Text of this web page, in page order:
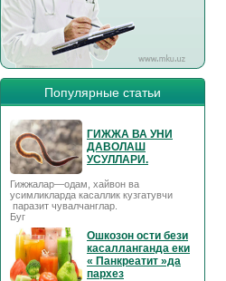
Популярные статьи
ГИЖЖА ВА УНИ
ДАВОЛАШ
УСУЛЛАРИ.
Гижжалар—одам, хайвон ва
усимликларда касаллик кузгатувчи
паразит чувалчанглар.
Буг
Ошкозон ости бези
касалланганда еки
« Панкреатит »да
пархез